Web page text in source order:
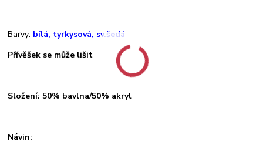
Barvy: bílá, tyrkysová, sv.šedá
Přívěšek se může lišit
Složení: 50% bavlna/50% akryl
Návin: